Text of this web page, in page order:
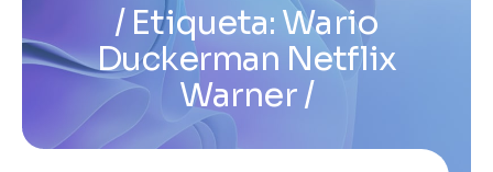
Etiqueta: Wario
Duckerman Netflix
Warner